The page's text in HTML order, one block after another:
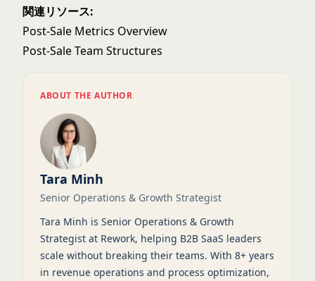
関連リソース:
Post-Sale Metrics Overview
Post-Sale Team Structures
ABOUT THE AUTHOR
Tara Minh
Senior Operations & Growth Strategist
Tara Minh is Senior Operations & Growth
Strategist at Rework, helping B2B SaaS leaders
scale without breaking their teams. With 8+ years
in revenue operations and process optimization,